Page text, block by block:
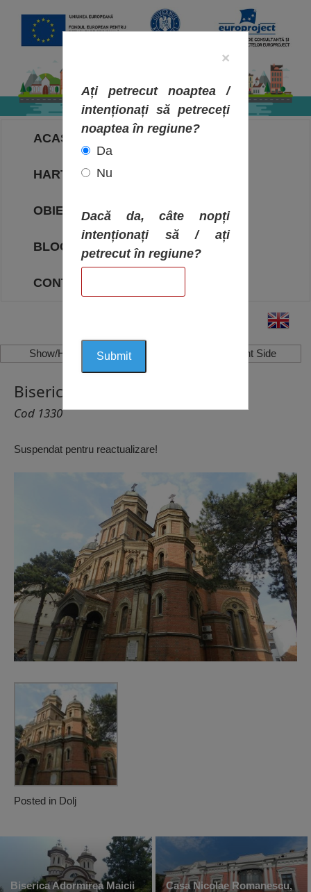
ACASA
HARTA OBIECTIVELOR
OBIECTIVE
BLOG
CONTACT
Show/Hide Left Side Show/Hide Right Side
Biserica Sf. Ilie, Craiova
Cod 1330
Suspendat pentru reactualizare!
×
Ați petrecut noaptea /
intenționați să petreceți
noaptea în regiune?
Da
Nu
Dacă da, câte nopți
intenționați să / ați
petrecut în regiune?
Posted in Dolj
Biserica Adormirea Maicii
Casa Nicolae Romanescu,